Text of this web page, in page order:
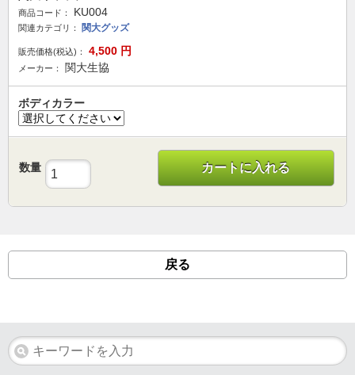
商品コード： KU004
関連カテゴリ： 関大グッズ
販売価格(税込)： 4,500 円
メーカー： 関大生協
ボディカラー
数量 カートに入れる
戻る